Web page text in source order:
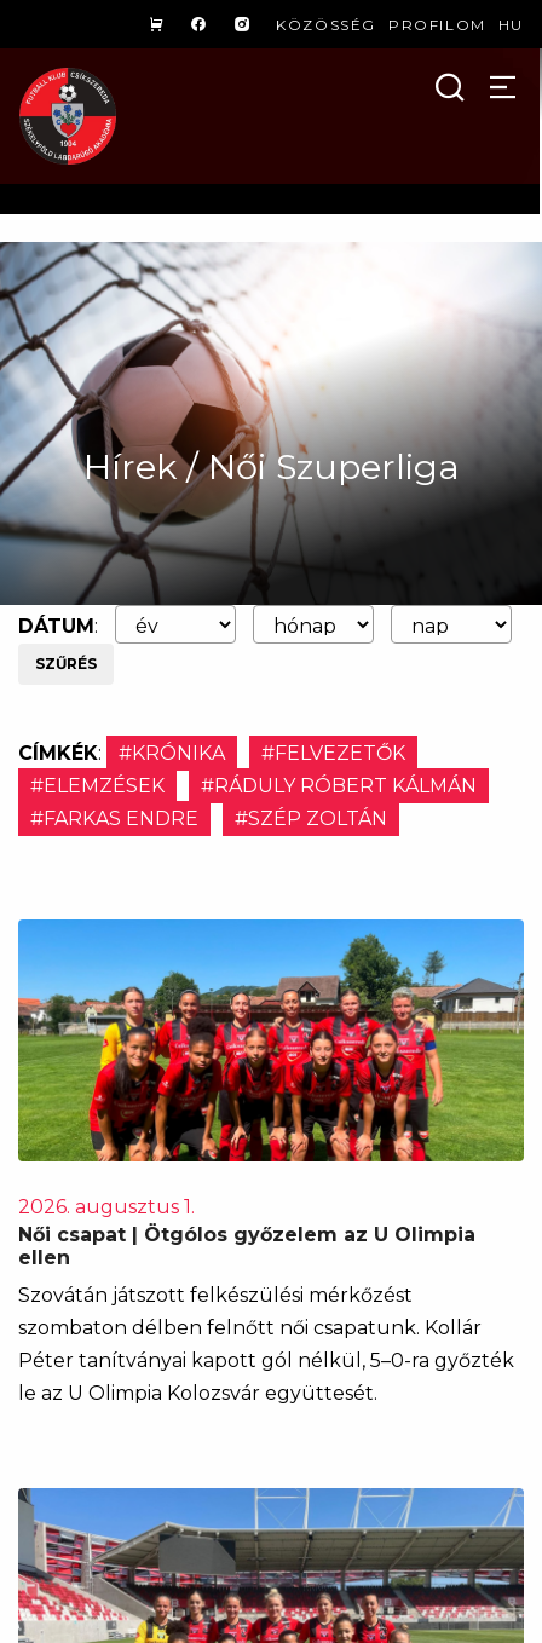
KÖZÖSSÉG PROFILOM HU
Hírek / Női Szuperliga
DÁTUM:
SZŰRÉS
CÍMKÉK: #KRÓNIKA
#FELVEZETŐK
#ELEMZÉSEK
#RÁDULY RÓBERT KÁLMÁN
#FARKAS ENDRE
#SZÉP ZOLTÁN
2026. augusztus 1.
Női csapat | Ötgólos győzelem az U Olimpia
ellen
Szovátán játszott felkészülési mérkőzést
szombaton délben felnőtt női csapatunk. Kollár
Péter tanítványai kapott gól nélkül, 5–0-ra győzték
le az U Olimpia Kolozsvár együttesét.